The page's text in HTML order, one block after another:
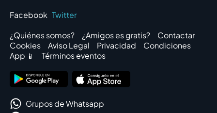
Facebook Twitter
¿Quiénes somos?
¿Amigos es gratis?
Contactar
Cookies
Aviso Legal Privacidad
Condiciones
App 📱
Términos eventos
Grupos de Whatsapp